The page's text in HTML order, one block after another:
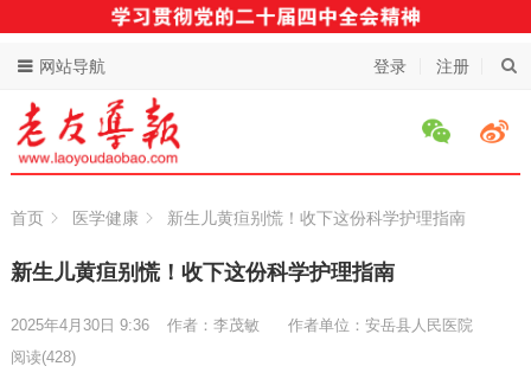
登录 注册
网站导航
首页 医学健康 新生儿黄疸别慌！收下这份科学护理指南
新生儿黄疸别慌！收下这份科学护理指南
作者：李茂敏 作者单位：安岳县人民医院
2025年4月30日 9:36
阅读(428)